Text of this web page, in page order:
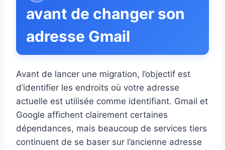
avant de changer son
adresse Gmail
Avant de lancer une migration, l’objectif est
d’identifier les endroits où votre adresse
actuelle est utilisée comme identifiant. Gmail et
Google affichent clairement certaines
dépendances, mais beaucoup de services tiers
continuent de se baser sur l’ancienne adresse